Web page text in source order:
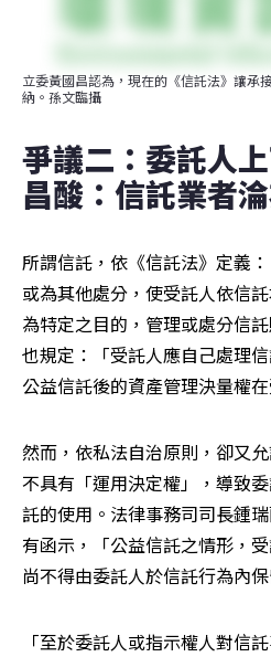
立委黃國昌認為，現在的《信託法》讓承
納。孫文臨攝
爭議二：委託人
昌酸：信託業者
所謂信託，依《信託法》定義
或為其他處分，使受託人依信
為特定之目的，管理或處分信
也規定：「受託人應自己處理
公益信託後的資產管理決量權
然而，依私法自治原則，卻又
不具有「運用決定權」，導致
託的使用。法律事務司司長鍾
有函示，「公益信託之情形，
尚不得由委託人於信託行為內
「至於委託人或指示權人對信